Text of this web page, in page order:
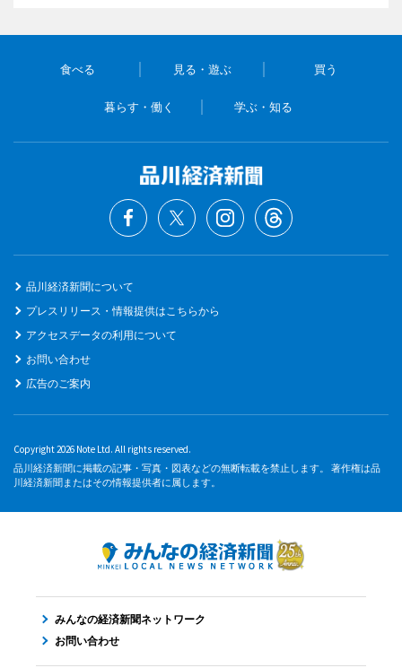
食べる 見る・遊ぶ 買う
暮らす・働く 学ぶ・知る
品川経済新聞について
プレスリリース・情報提供はこちらから
アクセスデータの利用について
お問い合わせ
広告のご案内
Copyright 2026 Note Ltd. All rights reserved.
品川経済新聞に掲載の記事・写真・図表などの無断転載を禁止します。 著作権は品
川経済新聞またはその情報提供者に属します。
みんなの経済新聞ネットワーク
お問い合わせ